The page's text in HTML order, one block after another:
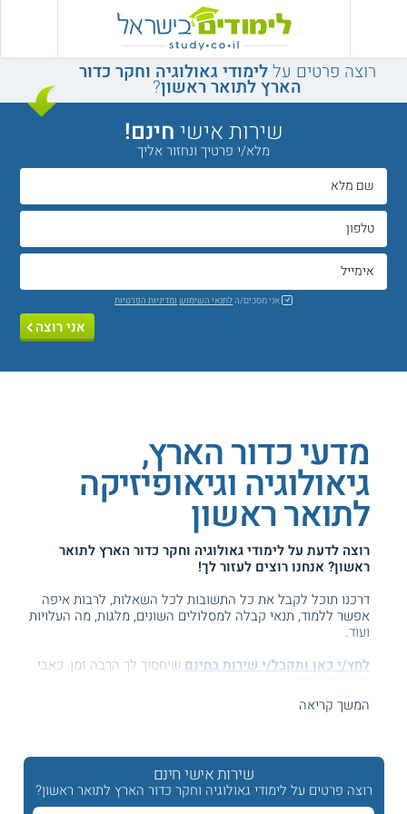
רוצה פרטים עללימודי גאולוגיה וחקר כדור
הארץ לתואר ראשון?
שירות אישיחינם!
מלא/י פרטיך ונחזור אליך
אני מסכים/הלתנאי השימוש ומדיניות הפרטיות
אני רוצה
מדעי כדור הארץ,
גיאולוגיה וגיאופיזיקה
לתואר ראשון
רוצה לדעת עללימודי גאולוגיה וחקר כדור הארץ לתואר
ראשון? אנחנו רוצים לעזור לך!
דרכנו תוכל לקבל את כל התשובות לכל השאלות, לרבות איפה
אפשר ללמוד, תנאי קבלה למסלולים השונים, מלגות, מה העלויות
ועוד.
לחץ/י כאן ותקבל/י שירות בחינם שיחסוך לך הרבה זמן, כאבי
המידע באתר הועיל ל87% מהגולשים.המשך קריאה
שירות אישי חינם
רוצה פרטים על לימודי גאולוגיה וחקר כדור הארץ לתואר ראשון?